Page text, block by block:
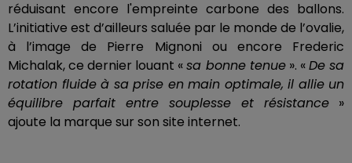
réduisant encore l'empreinte carbone des ballons.
L’initiative est d’ailleurs saluée par le monde de l’ovalie,
à l’image de Pierre Mignoni ou encore Frederic
Michalak, ce dernier louant «sa bonne tenue». «De sa
rotation fluide à sa prise en main optimale, il allie un
équilibre parfait entre souplesse et résistance »
ajoute la marque sur son site internet.